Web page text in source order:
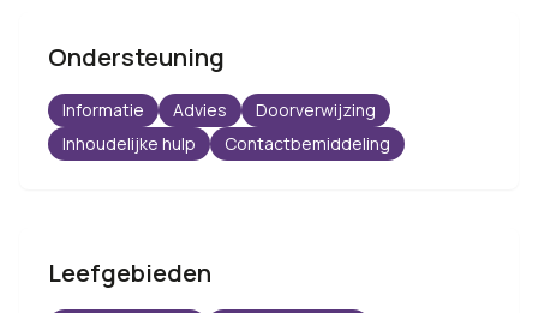
Ondersteuning
Informatie Advies
Doorverwijzing
Inhoudelijke hulp
Contactbemiddeling
Leefgebieden